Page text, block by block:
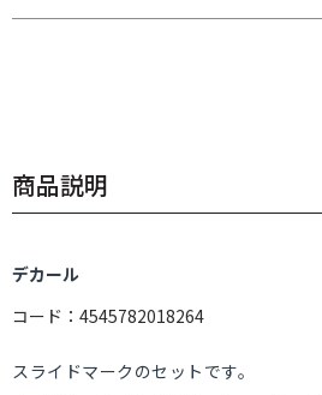
商品説明
デカール
コード：4545782018264
スライドマークのセットです。